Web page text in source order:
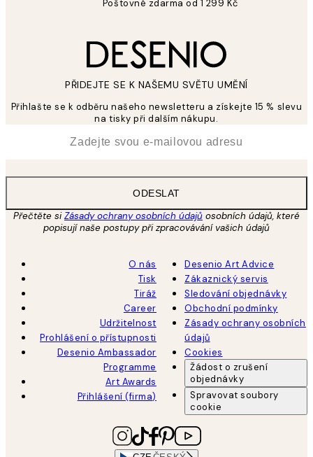
Poštovné zdarma od 1 299 Kč
PŘIDEJTE SE K NAŠEMU SVĚTU UMĚNÍ
Přihlašte se k odběru našeho newsletteru a získejte 15 % slevu
na tisky při dalším nákupu.
ODESLAT
Přečtěte siZásady ochrany osobních údajů osobních údajů, které
popisují naše postupy při zpracovávání vašich údajů
O nás
Tisk
Tiráž
Career
Udržitelnost
Prohlášení o přístupnosti
Desenio Ambassador
Programme
Art Awards
Přihlášení (firma)
Desenio Art Advice
Zákaznický servis
Sledování objednávky
Obchodní podmínky
Zásady ochrany osobních
údajů
Cookies
Žádost o zrušení
objednávky
Spravovat soubory
cookie